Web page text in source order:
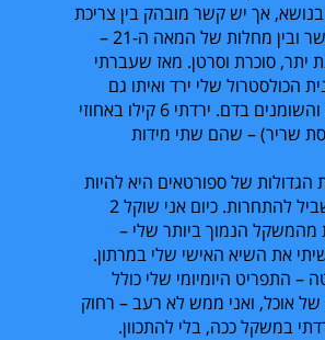
אך יש קשר מובהק בין צריכת
מוצרי חלב ובשר ובין מחלות של המאה ה-21 –
יתר, סוכרת וסרטן. מאז שעברתי
הכולסטרול שלי ירד ואיתו גם
רמת הסוכרים והשומנים בדם. ירדתי 6 קילו באחוזי
שריר) – שהם שתי מידות
של ספורטאים היא להיות
קלי משקל בשביל להתחרות. כיום אני שוקל 2
מהמשקל הנמוך ביותר שלי –
את השיא האישי שלי במרתון.
– התפריט היומיומי שלי כולל
של אוכל, ואני ממש לא רעב – רחוק
במשקל ככה, בלי להתכוון.